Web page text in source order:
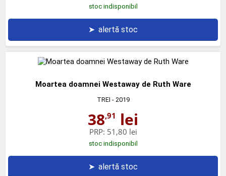
stoc indisponibil
➤ alertă stoc
Moartea doamnei Westaway de Ruth Ware
TREI - 2019
38,91 lei
PRP: 51,80 lei
stoc indisponibil
➤ alertă stoc